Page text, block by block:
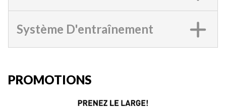
Système D'entraînement
PROMOTIONS